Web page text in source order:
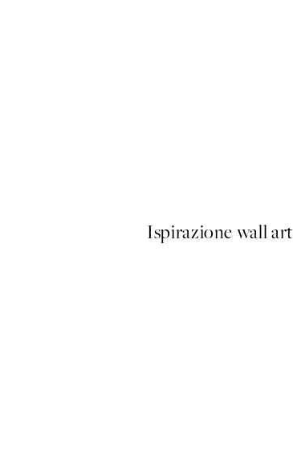
Ispirazione wall art